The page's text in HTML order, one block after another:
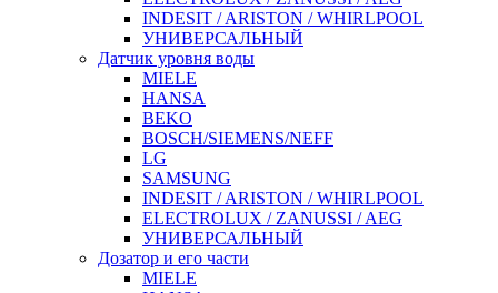
INDESIT / ARISTON / WHIRLPOOL
УНИВЕРСАЛЬНЫЙ
Датчик уровня воды
MIELE
HANSA
BEKO
BOSCH/SIEMENS/NEFF
LG
SAMSUNG
INDESIT / ARISTON / WHIRLPOOL
ELECTROLUX / ZANUSSI / AEG
УНИВЕРСАЛЬНЫЙ
Дозатор и его части
MIELE